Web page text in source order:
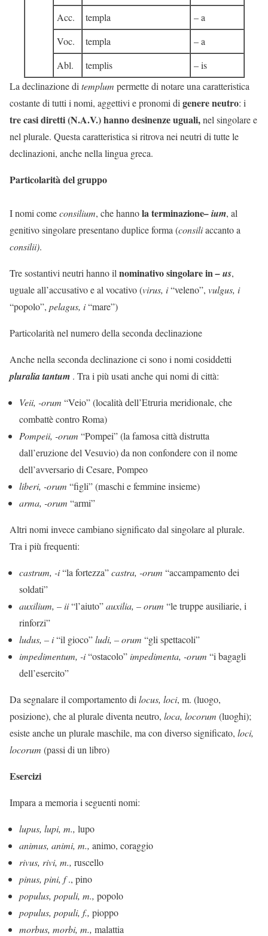
Acc.
templa
– a
Voc.
templa
– a
Abl.
templis
– is
La declinazione di templum permette di notare una caratteristica
costante di tutti i nomi, aggettivi e pronomi di genere neutro: i
tre casi diretti (N.A.V.) hanno desinenze uguali,nel singolare e
nel plurale. Questa caratteristica si ritrova nei neutri di tutte le
declinazioni, anche nella lingua greca.
Particolarità del gruppo
I nomi comeconsilium, che hannola terminazione– ium, al
genitivo singolare presentano duplice forma (consiliaccanto a
consilii).
Tre sostantivi neutri hanno il nominativo singolare in– us,
uguale all’accusativo e al vocativo (virus, i“veleno”, vulgus, i
“popolo”, pelagus, i“mare”)
Particolarità nel numero della seconda declinazione
Anche nella seconda declinazione ci sono i nomi cosiddetti
pluralia tantum . Tra i più usati anche qui nomi di città:
Veii, -orum “Veio” (località dell’Etruria meridionale, che
combattè contro Roma)
Pompeii, -orum “Pompei” (la famosa città distrutta
dall’eruzione del Vesuvio) da non confondere con il nome
dell’avversario di Cesare, Pompeo
liberi, -orum “figli” (maschi e femmine insieme)
arma, -orum “armi”
Altri nomi invece cambiano significato dal singolare al plurale.
Tra i più frequenti:
castrum, -i“la fortezza”castra, -orum “accampamento dei
soldati”
auxilium, – ii“l’aiuto”auxilia, – orum “le truppe ausiliarie, i
rinforzi”
ludus, – i“il gioco”ludi, – orum “gli spettacoli”
impedimentum, -i“ostacolo” impedimenta, -orum “i bagagli
dell’esercito”
Da segnalare il comportamento di locus, loci, m. (luogo,
posizione), che al plurale diventa neutro, loca, locorum (luoghi);
esiste anche un plurale maschile, ma con diverso significato, loci,
locorum (passi di un libro)
Esercizi
Impara a memoria i seguenti nomi:
lupus, lupi, m., lupo
animus, animi, m., animo, coraggio
rivus, rivi, m., ruscello
pinus, pini, f., pino
populus, populi, m., popolo
populus, populi, f., pioppo
morbus, morbi, m., malattia